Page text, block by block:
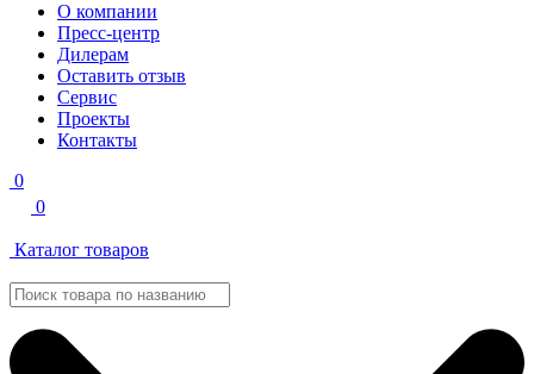
О компании
Пресс-центр
Дилерам
Оставить отзыв
Сервис
Проекты
Контакты
0
0
Каталог товаров